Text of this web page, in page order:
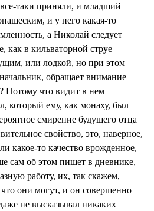
таки приняли, и младший
и у него какая-то
а Николай следует
как в кильваторной струе
или лодкой, но при этом
обращает внимание
Потому что видит в нем
который ему, как монаху, был
смирение будущего отца
свойство, это, наверное,
какое-то качество врожденное,
сам об этом пишет в дневнике,
работу, их, так скажем,
они могут, и он совершенно
не высказывал никаких